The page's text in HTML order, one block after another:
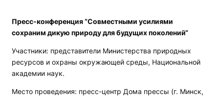
Пресс-конференция “Совместными усилиями
сохраним дикую природу для будущих поколений“
Участники: представители Министерства природных
ресурсов и охраны окружающей среды, Национальной
академии наук.
Место проведения: пресс-центр Дома прессы (г. Минск,